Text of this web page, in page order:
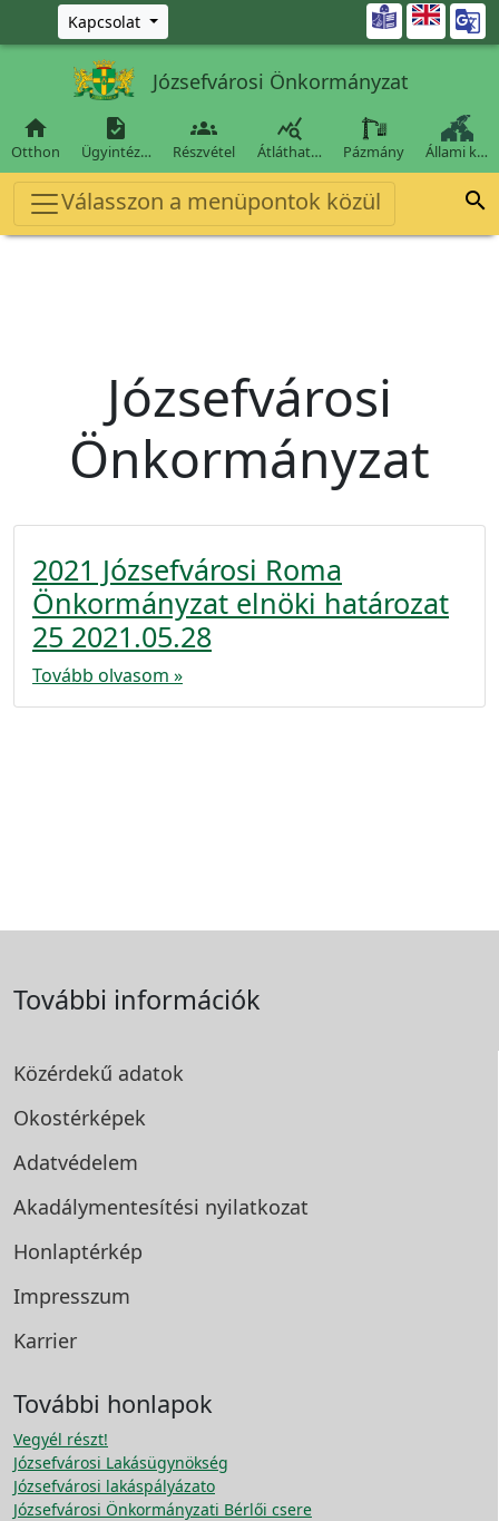
Ugrás a fő tartalomra
Kapcsolat 
Józsefvárosi Önkormányzat

Otthon

Ügyintéz…

Részvétel

Átláthat… Pázmány Állami k…
Válasszon a menüpontok közül 
Józsefvárosi
Önkormányzat
2021 Józsefvárosi Roma
Önkormányzat elnöki határozat
25 2021.05.28
Tovább olvasom »
További információk
Közérdekű adatok
Okostérképek
Adatvédelem
Akadálymentesítési nyilatkozat
Honlaptérkép
Impresszum
Karrier
További honlapok
Vegyél részt!
Józsefvárosi Lakásügynökség
Józsefvárosi lakáspályázato
Józsefvárosi Önkormányzati Bérlői csere